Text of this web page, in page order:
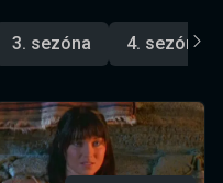
3. sezóna 4. sezóna